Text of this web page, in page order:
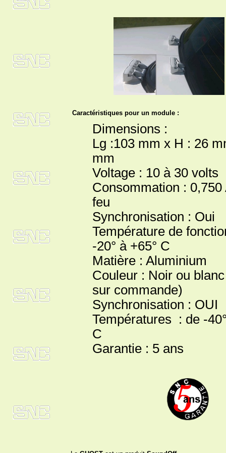
Caractéristiques pour un module :
Dimensions :
Lg :103 mm x H : 26
mm
Voltage : 10 à 30 volts
Consommation : 0,750
feu
Synchronisation : Oui
Température de
-20° à +65° C
Matière : Aluminium
Couleur : Noir ou
sur commande)
Synchronisation : OUI
Températures : de -
C
Garantie : 5 ans